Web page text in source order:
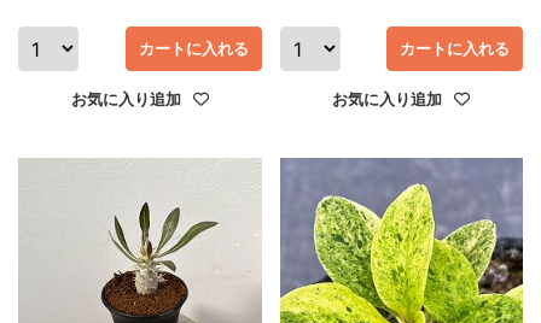
カートに入れる
お気に入り追加
カートに入れる
お気に入り追加